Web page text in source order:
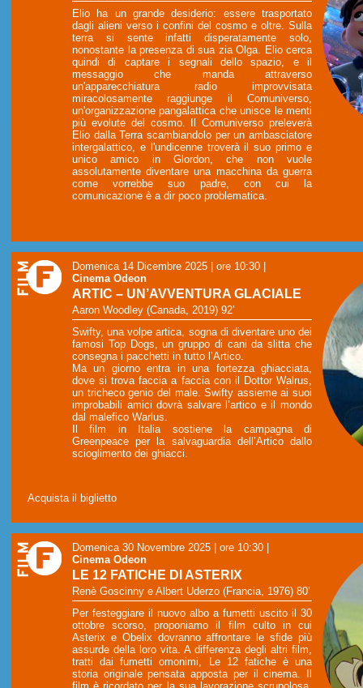
Elio ha un grande desiderio: essere trasportato
dagli alieni verso i confini del cosmo e oltre. Sulla
terra si sente infatti disperatamente solo,
nonostante la presenza di sua zia Olga. Elio cerca
quindi di captare i segnali dello spazio, e il
messaggio che manda attraverso
un'apparecchiatura radio improvvisata
miracolosamente raggiunge il Comuniverso,
un'organizzazione pangalattica che unisce le menti
più evolute del cosmo. Il Comuniverso preleverà
Elio dalla Terra scambiandolo per un ambasciatore
intergalattico, e l'undicenne troverà il suo primo e
unico amico in Glordon, che non vuole
assolutamente diventare una macchina da guerra
come vorrebbe suo padre, con cui la
comunicazione è a dir poco problematica.
Domenica 14 Dicembre 2025 | ore 10:30 |
Cinema Odeon
ARTIC – UN’AVVENTURA GLACIALE
Aaron Woodley (Canada, 2019) 92’
Swifty, una volpe artica, sogna di diventare uno dei
famosi Top Dogs, un gruppo di cani da slitta che
consegna i pacchetti in tutto l’Artico.
Ma un giorno entra in una fortezza ghiacciata,
dove si trova faccia a faccia con il Dottor Walrus,
un tricheco genio del male. Swifty assieme ai suoi
improbabili amici dovrà salvare l’artico e il mondo
dal malefico Warlus.
Il film in Italia sostiene la campagna di
Greenpeace per la salvaguardia dell’Artico dallo
scioglimento dei ghiacci.
Acquista il biglietto
Domenica 30 Novembre 2025 | ore 10:30 |
Cinema Odeon
LE 12 FATICHE DI ASTERIX
Renè Goscinny e Albert Uderzo (Francia, 1976) 80’
Per festeggiare il nuovo albo a fumetti uscito il 30
ottobre scorso, proponiamo il film culto in cui
Asterix e Obelix dovranno affrontare le sfide più
assurde della loro vita. A differenza degli altri film,
tratti dai fumetti omonimi, Le 12 fatiche è una
storia originale pensata apposta per il cinema. Il